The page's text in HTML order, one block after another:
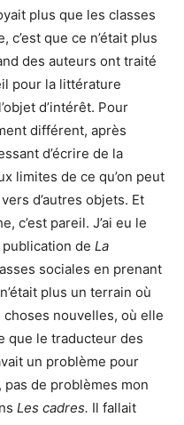
plus que les classes
que ce n’était plus
des auteurs ont traité
pour la littérature
d’intérêt. Pour
différent, après
d’écrire de la
limites de ce qu’on peut
d’autres objets. Et
c’est pareil. J’ai eu le
de La
sociales en prenant
plus un terrain où
nouvelles, où elle
que le traducteur des
un problème pour
de problèmes mon
Les cadres. Il fallait